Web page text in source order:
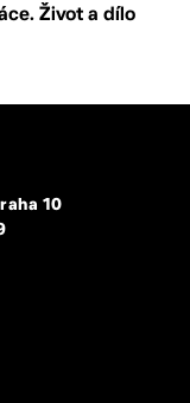
Život a dílo
10